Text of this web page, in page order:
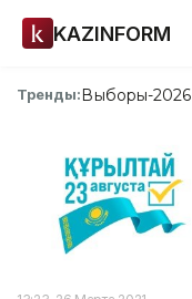
KAZINFORM
Тренды:Выборы-2026